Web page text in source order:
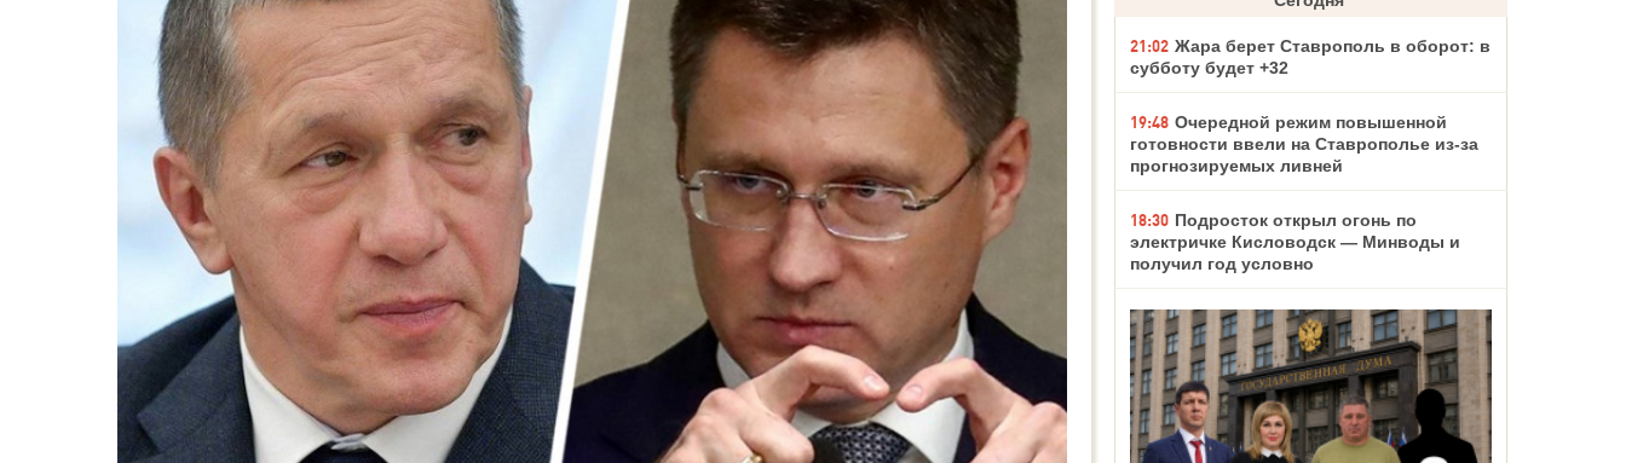
21:02 Жара берет Ставрополь в оборот: в
субботу будет +32
19:48 Очередной режим повышенной
готовности ввели на Ставрополье из-за
прогнозируемых ливней
18:30 Подросток открыл огонь по
электричке Кисловодск — Минводы и
получил год условно